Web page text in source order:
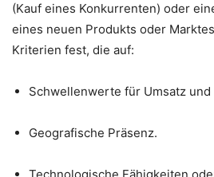
(Kauf eines Konkurrenten) oder
eines neuen Produkts oder
Kriterien fest, die auf:
Schwellenwerte für Umsatz und
Geografische Präsenz.
Technologische Fähigkeiten